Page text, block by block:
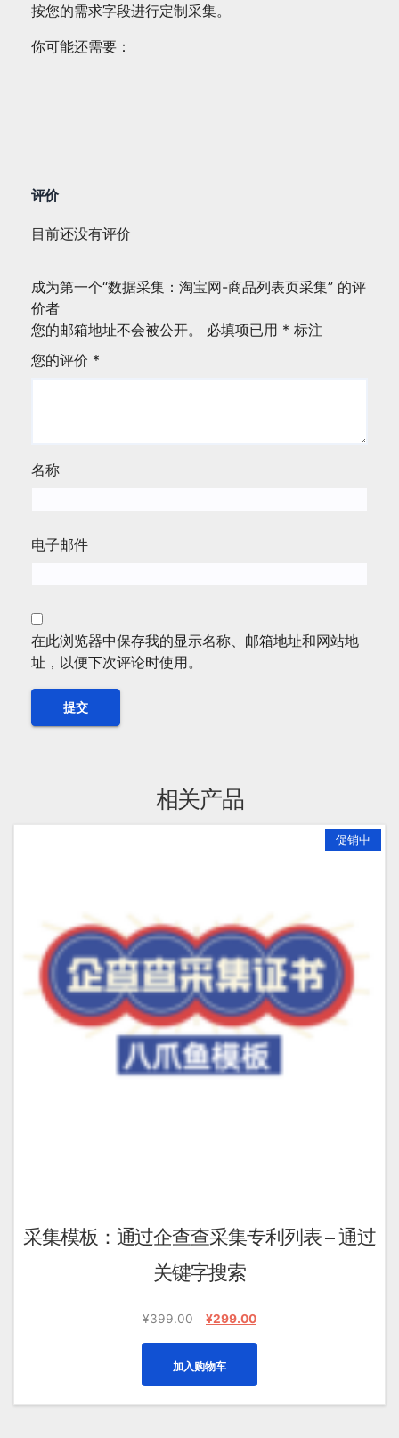
按您的需求字段进行定制采集。
你可能还需要：
评价
目前还没有评价
成为第一个“数据采集：淘宝网-商品列表页采集” 的评
价者
您的邮箱地址不会被公开。
必填项已用 * 标注
您的评价 *
名称
电子邮件
在此浏览器中保存我的显示名称、邮箱地址和网站地
址，以便下次评论时使用。
相关产品
促销中
采集模板：通过企查查采集专利列表 – 通过
关键字搜索
¥399.00
原
¥399.00。
¥299.00当
为：
¥299.00。
加入购物车